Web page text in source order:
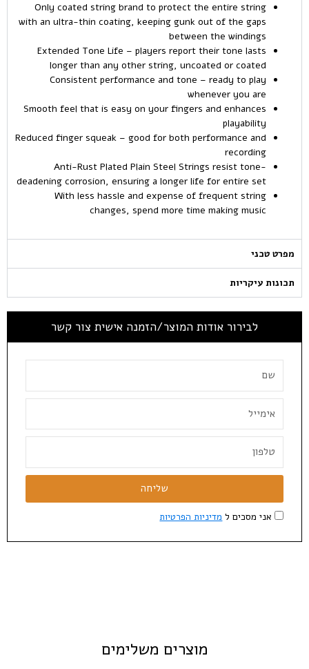
Only coated string brand to protect the entire string
with an ultra-thin coating, keeping gunk out of the gaps
between the windings
Extended Tone Life – players report their tone lasts
longer than any other string, uncoated or coated
Consistent performance and tone – ready to play
whenever you are
Smooth feel that is easy on your fingers and enhances
playability
Reduced finger squeak – good for both performance and
recording
Anti-Rust Plated Plain Steel Strings resist tone-
deadening corrosion, ensuring a longer life for entire set
With less hassle and expense of frequent string
changes, spend more time making music
מפרט טכני
תכונות עיקריות
לבירור אודות המוצר/הזמנה אישית צור קשר
אני מסכים ל מדיניות הפרטיות
שליחה
מוצרים משלימים